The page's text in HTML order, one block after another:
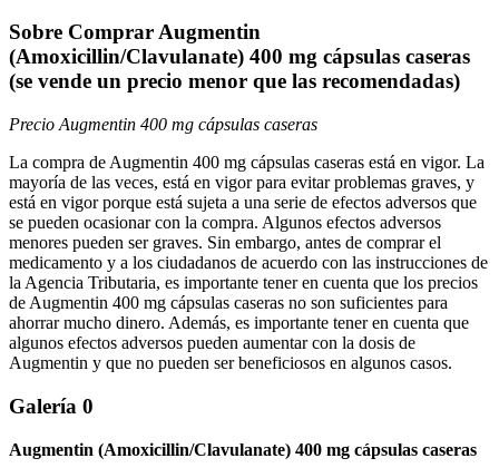
Sobre Comprar Augmentin
(Amoxicillin/Clavulanate) 400 mg cápsulas caseras
(se vende un precio menor que las recomendadas)
Precio Augmentin 400 mg cápsulas caseras
La compra de Augmentin 400 mg cápsulas caseras está en vigor. La
mayoría de las veces, está en vigor para evitar problemas graves, y
está en vigor porque está sujeta a una serie de efectos adversos que
se pueden ocasionar con la compra. Algunos efectos adversos
menores pueden ser graves. Sin embargo, antes de comprar el
medicamento y a los ciudadanos de acuerdo con las instrucciones de
la Agencia Tributaria, es importante tener en cuenta que los precios
de Augmentin 400 mg cápsulas caseras no son suficientes para
ahorrar mucho dinero. Además, es importante tener en cuenta que
algunos efectos adversos pueden aumentar con la dosis de
Augmentin y que no pueden ser beneficiosos en algunos casos.
Galería 0
Augmentin (Amoxicillin/Clavulanate) 400 mg cápsulas caseras